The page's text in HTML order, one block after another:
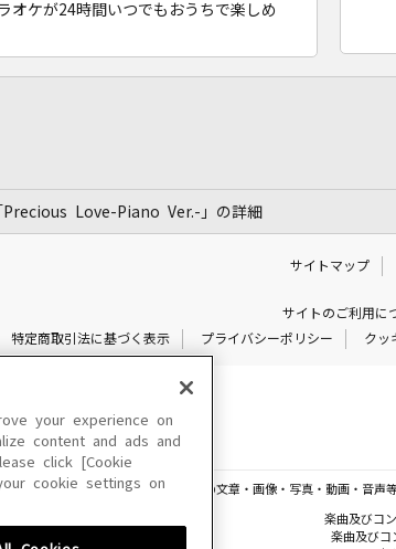
オケが24時間いつでもおうちで楽しめ
Precious Love-Piano Ver.-」の詳細
サイトマップ
サイトのご利用に
特定商取引法に基づく表示
プライバシーポリシー クッ
このサイトに掲載されている一切の文章・画像・写真・動画・音
楽曲及びコ
楽曲及びコ
your experience on
content and ads and
click [Cookie
cookie settings on